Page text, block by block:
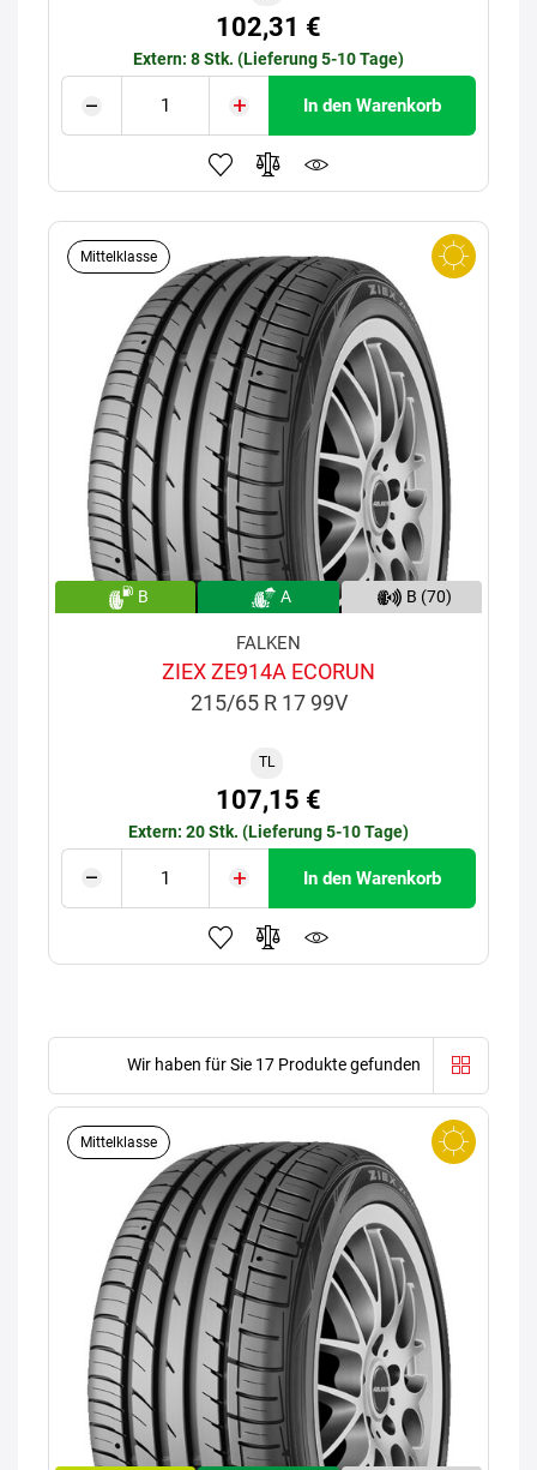
102,31 €
Extern: 8 Stk. (Lieferung 5-10 Tage)
In den Warenkorb
Mittelklasse
B A B (70)
FALKEN
ZIEX ZE914A ECORUN
215/65 R 17 99V
TL
107,15 €
Extern: 20 Stk. (Lieferung 5-10 Tage)
In den Warenkorb
Wir haben für Sie 17 Produkte gefunden
Mittelklasse